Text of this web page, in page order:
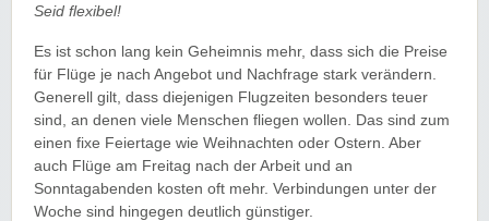
Seid flexibel!
Es ist schon lang kein Geheimnis mehr, dass sich die Preise
für Flüge je nach Angebot und Nachfrage stark verändern.
Generell gilt, dass diejenigen Flugzeiten besonders teuer
sind, an denen viele Menschen fliegen wollen. Das sind zum
einen fixe Feiertage wie Weihnachten oder Ostern. Aber
auch Flüge am Freitag nach der Arbeit und an
Sonntagabenden kosten oft mehr. Verbindungen unter der
Woche sind hingegen deutlich günstiger.